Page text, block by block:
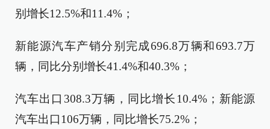
别增长12.5%和11.4%；
新能源汽车产销分别完成696.8万辆和693.7万
辆，同比分别增长41.4%和40.3%；
汽车出口308.3万辆，同比增长10.4%；新能源
汽车出口106万辆，同比增长75.2%；